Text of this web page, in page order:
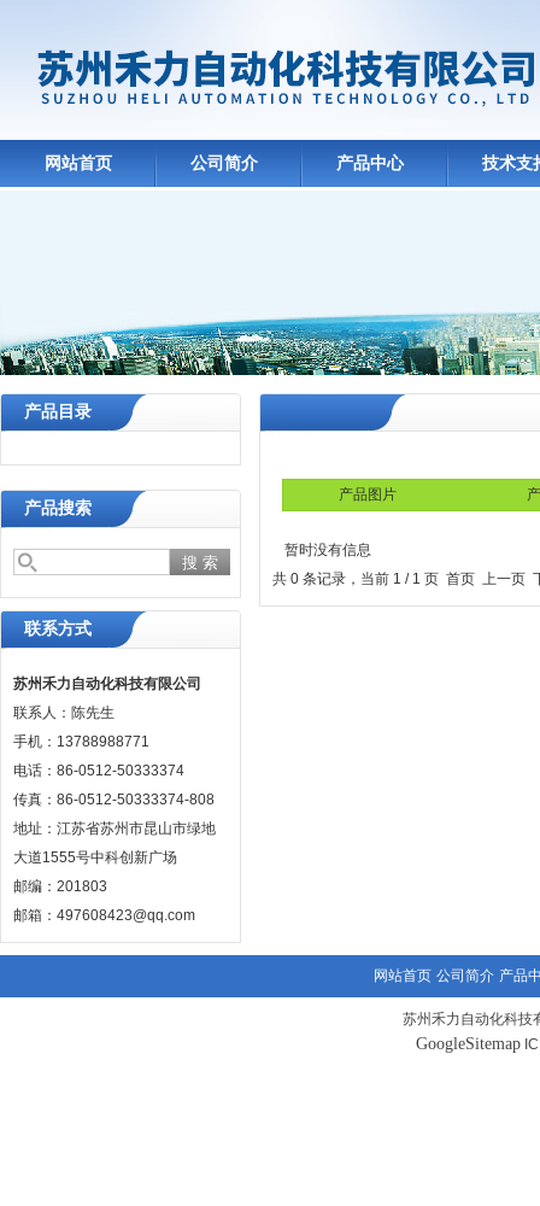
网站首页 公司简介 产品中心 技术支
产品目录
产品搜索
联系方式
苏州禾力自动化科技有限公司
联系人：陈先生
手机：13788988771
电话：86-0512-50333374
传真：86-0512-50333374-808
地址：江苏省苏州市昆山市绿地
大道1555号中科创新广场
邮编：201803
邮箱：497608423@qq.com
产品图片
暂时没有信息
共 0 条记录，当前 1 / 1 页 首页 上一页
网站首页 公司简介 产品
苏州禾力自动化科技
GoogleSitemap